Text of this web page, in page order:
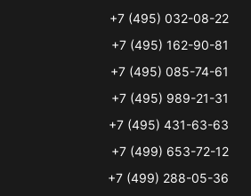
+7 (495) 032-08-22
+7 (495) 162-90-81
+7 (495) 085-74-61
+7 (495) 989-21-31
+7 (495) 431-63-63
+7 (499) 653-72-12
+7 (499) 288-05-36